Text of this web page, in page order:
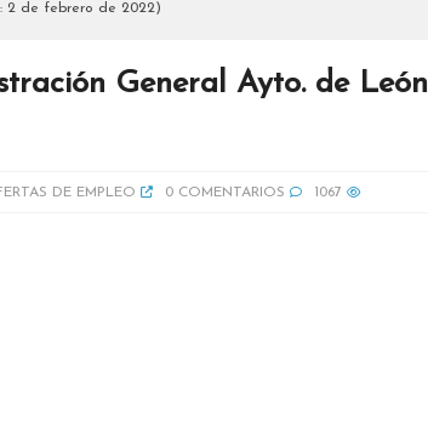
2 de febrero de 2022)
General Ayto. de León
DE EMPLEO 0 COMENTARIOS 1067